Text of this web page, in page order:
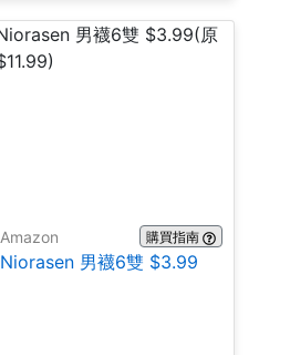
Amazon 購買指南
Niorasen 男襪6雙 $3.99